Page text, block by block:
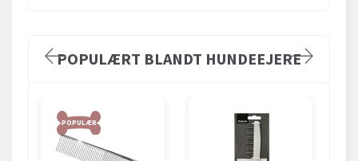
POPULÆRT BLANDT HUNDEEJERE
POPULÆR